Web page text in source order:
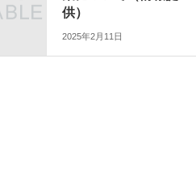
供）
2025年2月11日